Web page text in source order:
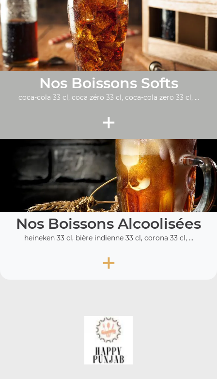
Nos Boissons Softs
coca-cola 33 cl, coca zéro 33 cl, coca-cola zero 33 cl, ...
+
Nos Boissons Alcoolisées
heineken 33 cl, bière indienne 33 cl, corona 33 cl, ...
+